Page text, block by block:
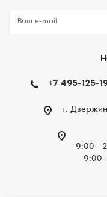
+7 495-125-
г.
9:00 -
9:00